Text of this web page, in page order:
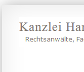
Inhalt
springen